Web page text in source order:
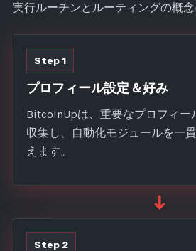
実行ルーチンとルーティングの概念
Step 1
プロフィール設定＆好み
BitcoinUpは、重要なプロフィー
収集し、自動化モジュールを一
えます。
➜
Step 2